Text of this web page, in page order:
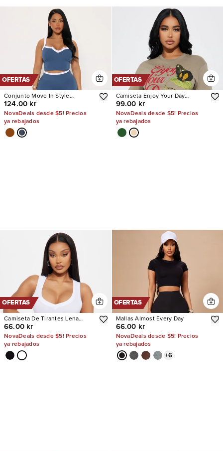
OFERTAS
Conjunto Move In Style
Seamless Legging
124.00 kr
NovaDeals desde $5! Precios
ya rebajados
OFERTAS
Camiseta Enjoy Your Day
Graphic
99.00 kr
NovaDeals desde $5! Precios
ya rebajados
OFERTAS
Camiseta De Tirantes Lena
Ribbed V Neck
66.00 kr
NovaDeals desde $5! Precios
ya rebajados
OFERTAS
Mallas Almost Every Day
66.00 kr
NovaDeals desde $5! Precios
ya rebajados
+6